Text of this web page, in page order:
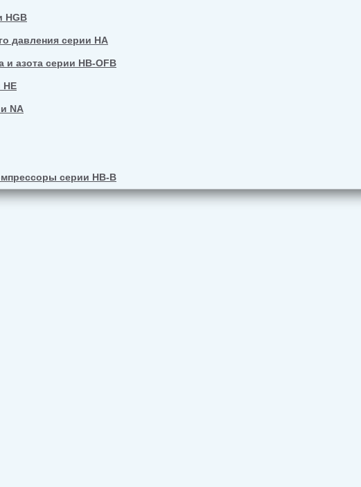
HGB
давления серии HA
азота серии HB-OFB
NA
серии HB-B